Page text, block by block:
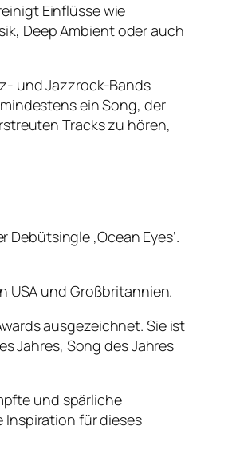
Einflüsse wie
Deep Ambient oder auch
und Jazzrock-Bands
ein Song, der
Tracks zu hören,
‚Ocean Eyes‘.
USA und Großbritannien.
ausgezeichnet. Sie ist
Jahres, Song des Jahres
und spärliche
Inspiration für dieses